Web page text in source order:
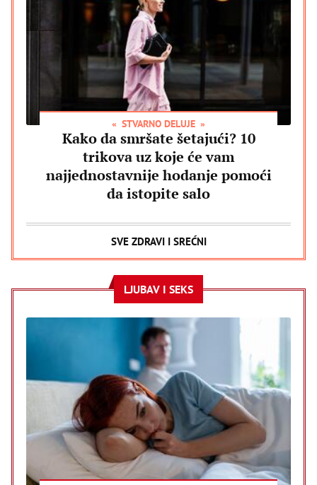
STVARNO DELUJE
Kako da smršate šetajući? 10
trikova uz koje će vam
najjednostavnije hodanje pomoći
da istopite salo
SVE ZDRAVI I SREĆNI
LJUBAV I SEKS